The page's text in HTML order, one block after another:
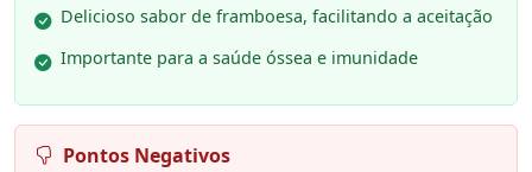
Delicioso sabor de framboesa, facilitando a aceitação
Importante para a saúde óssea e imunidade
Pontos Negativos